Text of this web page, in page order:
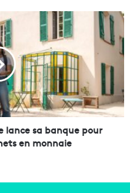
lance sa banque pour
en monnaie